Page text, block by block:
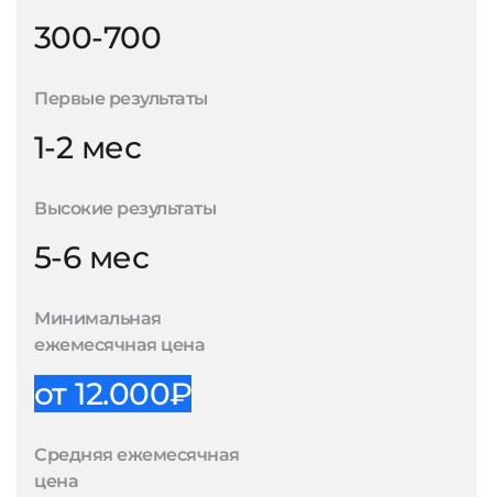
300-700
Первые результаты
1-2 мес
Высокие результаты
5-6 мес
Минимальная
ежемесячная цена
от 12.000₽
Средняя ежемесячная
цена